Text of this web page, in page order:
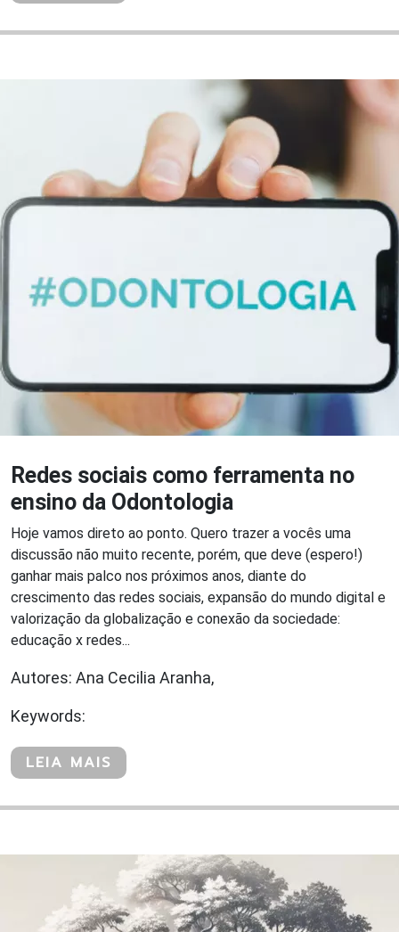
Redes sociais como ferramenta no
ensino da Odontologia
Hoje vamos direto ao ponto. Quero trazer a vocês uma
discussão não muito recente, porém, que deve (espero!)
ganhar mais palco nos próximos anos, diante do
crescimento das redes sociais, expansão do mundo digital e
valorização da globalização e conexão da sociedade:
educação x redes...
Autores: Ana Cecilia Aranha,
Keywords:
LEIA MAIS